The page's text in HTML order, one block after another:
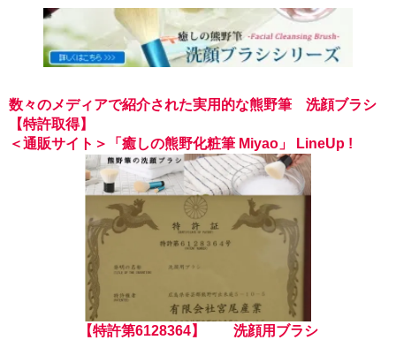
数々のメディアで紹介された実用的な熊野筆 洗顔ブラシ
【特許取得】
＜通販サイト＞「癒しの熊野化粧筆 Miyao」 LineUp !
【特許第6128364】 洗顔用ブラシ